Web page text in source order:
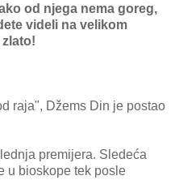
od njega nema goreg,
videli na velikom
raja", Džems Din je postao
premijera. Sledeća
u bioskope tek posle